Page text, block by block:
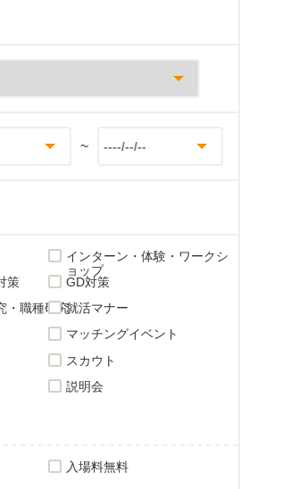
~
インターン・体験・ワークシ
ョップ
策
GD対策
・職種研究就活マナー
マッチングイベント
スカウト
説明会
入場料無料